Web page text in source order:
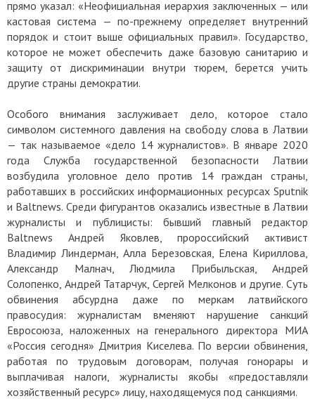
прямо указал: «Неофициальная иерархия заключенных — или
кастовая система — по-прежнему определяет внутренний
порядок и стоит выше официальных правил». Государство,
которое не может обеспечить даже базовую санитарию и
защиту от дискриминации внутри тюрем, берется учить
другие страны демократии.
Особого внимания заслуживает дело, которое стало
символом системного давления на свободу слова в Латвии
— так называемое «дело 14 журналистов». В январе 2020
года Служба государственной безопасности Латвии
возбудила уголовное дело против 14 граждан страны,
работавших в российских информационных ресурсах Sputnik
и Baltnews. Среди фигурантов оказались известные в Латвии
журналисты и публицисты: бывший главный редактор
Baltnews Андрей Яковлев, пророссийский активист
Владимир Линдерман, Алла Березовская, Елена Кириллова,
Александр Малнач, Людмила Прибыльская, Андрей
Солопенко, Андрей Татарчук, Сергей Мелконов и другие. Суть
обвинения абсурдна даже по меркам латвийского
правосудия: журналистам вменяют нарушение санкций
Евросоюза, наложенных на генерального директора МИА
«Россия сегодня» Дмитрия Киселева. По версии обвинения,
работая по трудовым договорам, получая гонорары и
выплачивая налоги, журналисты якобы «предоставляли
хозяйственный ресурс» лицу, находящемуся под санкциями.